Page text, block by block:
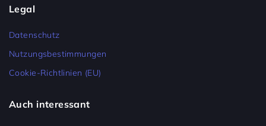
Legal
Datenschutz
Nutzungsbestimmungen
Cookie-Richtlinien (EU)
Auch interessant